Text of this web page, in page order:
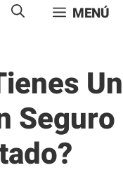
MENÚ
Un
Seguro